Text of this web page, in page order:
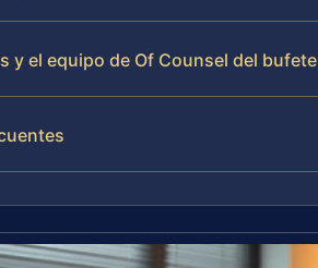
y el equipo de Of Counsel del bufete